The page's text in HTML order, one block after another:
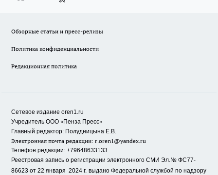
Обзорные статьи и пресс-релизы
Политика конфиденциальности
Редакционная политика
Сетевое издание oren1.ru
Учредитель ООО «Пенза Пресс»
Главный редактор: Полудницына Е.В.
Электронная почта редакции: r.oren1@yandex.ru
Телефон редакции: +79648633133
Реестровая запись о регистрации электронного СМИ Эл.№ ФС77-
86623 от 22 января 2024 г. выдано Федеральной службой по надзору